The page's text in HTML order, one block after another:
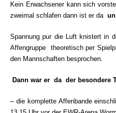
Kein Erwachsener kann sich
zweimal schlafen dann ist er da
Spannung pur die Luft knistert in
Affengruppe  theoretisch per
den Mannschaften besprochen.
Dann war er da  der besondere
– die komplette Affenbande